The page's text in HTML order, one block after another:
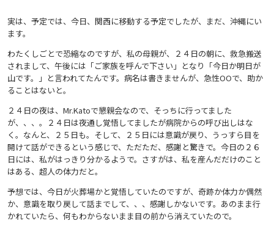
実は、予定では、今日、関西に移動する予定でしたが、まだ、沖縄にい
ます。
わたくしごとで恐縮なのですが、私の母親が、２４日の朝に、救急搬送
されまして、午後には「ご家族を呼んで下さい」となり「今日か明日が
山です。」と言われてたんです。病名は書きませんが、急性OOで、助か
ることはないと。
２４日の夜は、Mr.Katoで懇親会なので、そっちに行ってました
が、、、。２４日は夜通し覚悟してましたが病院からの呼び出しはな
く。なんと、２５日も。そして、２５日には意識が戻り、うっすら目を
開けて話ができるという感じで、ただただ、感謝と驚きで。今日の２６
日には、私がはっきり分かるようで。さすがは、私を産んだだけのこと
はある、超人の体力だと。
予想では、今日が火葬場かと覚悟していたのですが、奇跡か体力か偶然
か、意識を取り戻して話までして、、、感謝しかないです。あのまま行
かれていたら、何もわからないまま目の前から消えていたので。